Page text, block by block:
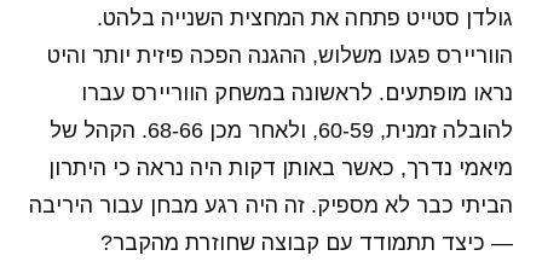
גולדן סטייט פתחה את המחצית השנייה בלהט.
הווריירס פגעו משלוש, ההגנה הפכה פיזית יותר והיט
נראו מופתעים. לראשונה במשחק הווריירס עברו
להובלה זמנית, 60-59, ולאחר מכן 68-66. הקהל של
מיאמי נדרך, כאשר באותן דקות היה נראה כי היתרון
הביתי כבר לא מספיק. זה היה רגע מבחן עבור היריבה
— כיצד תתמודד עם קבוצה שחוזרת מהקבר?